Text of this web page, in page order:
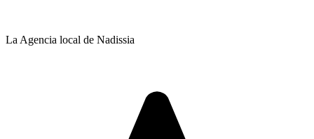
La Agencia local de Nadissia